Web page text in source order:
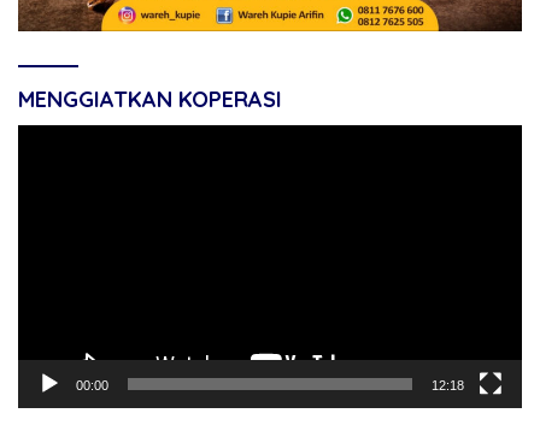
MENGGIATKAN KOPERASI
00:00 12:18